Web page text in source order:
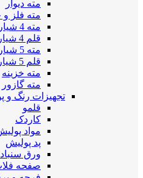
مته دیوار
مته فلز
مته 4 شیار
قلم 4 شیار
مته 5 شیار
قلم 5 شیار
مته خزینه
مته گازور
تجهیزات رنگ و
قلمو
کاردک
مواد
پد پولیش
ورق
صفحه